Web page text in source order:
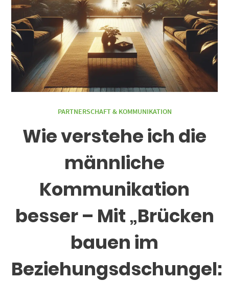
PARTNERSCHAFT & KOMMUNIKATION
Wie verstehe ich die
männliche
Kommunikation
besser – Mit „Brücken
bauen im
Beziehungsdschungel: